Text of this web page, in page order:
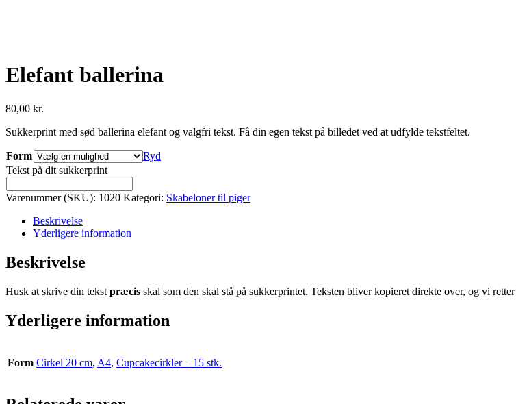
Elefant ballerina
80,00 kr.
Sukkerprint med sød ballerina elefant og valgfri tekst. Få din egen tekst på billedet ved at udfylde tekstfeltet.
Form
Ryd
Tekst på dit sukkerprint
Varenummer (SKU): 1020 Kategori: Skabeloner til piger
Beskrivelse
Yderligere information
Beskrivelse
Husk at skrive din tekst præcis skal som den skal stå på sukkerprintet. Teksten bliver kopieret direkte over, og vi retter
Yderligere information
Form Cirkel 20 cm, A4, Cupcakecirkler – 15 stk.